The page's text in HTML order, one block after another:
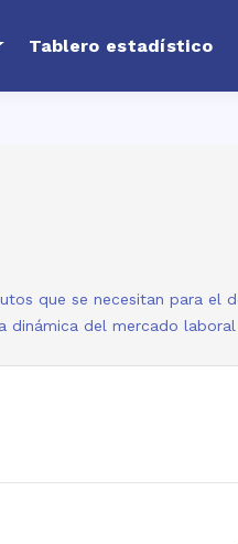
Tablero estadístico
que se necesitan para el
dinámica del mercado